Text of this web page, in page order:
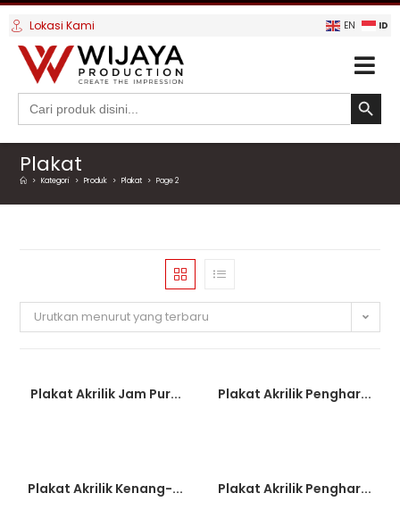
Lokasi Kami EN ID
Search
for:
SEARCH
Plakat
> Kategori > Produk > Plakat > Page 2
Urutkan menurut yang terbaru
Plakat Akrilik Jam Pur... Plakat Akrilik Penghar...
Plakat Akrilik Kenang-... Plakat Akrilik Penghar...